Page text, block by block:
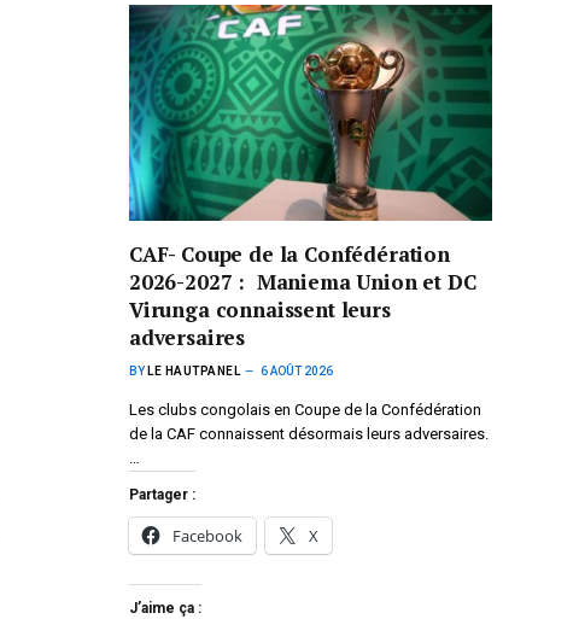
CAF- Coupe de la Confédération
2026-2027 : Maniema Union et DC
Virunga connaissent leurs
adversaires
BY LE HAUTPANEL 6 AOÛT 2026
Les clubs congolais en Coupe de la Confédération
de la CAF connaissent désormais leurs adversaires.
…
Partager :
Facebook X
J’aime ça :